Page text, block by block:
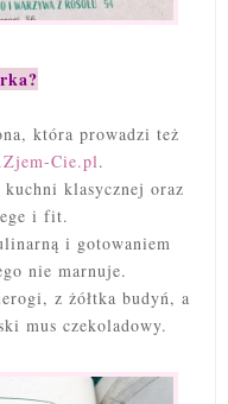
która prowadzi też
Cie.pl.
klasycznej oraz
i fit.
i gotowaniem
nie marnuje.
z żółtka budyń, a
mus czekoladowy.